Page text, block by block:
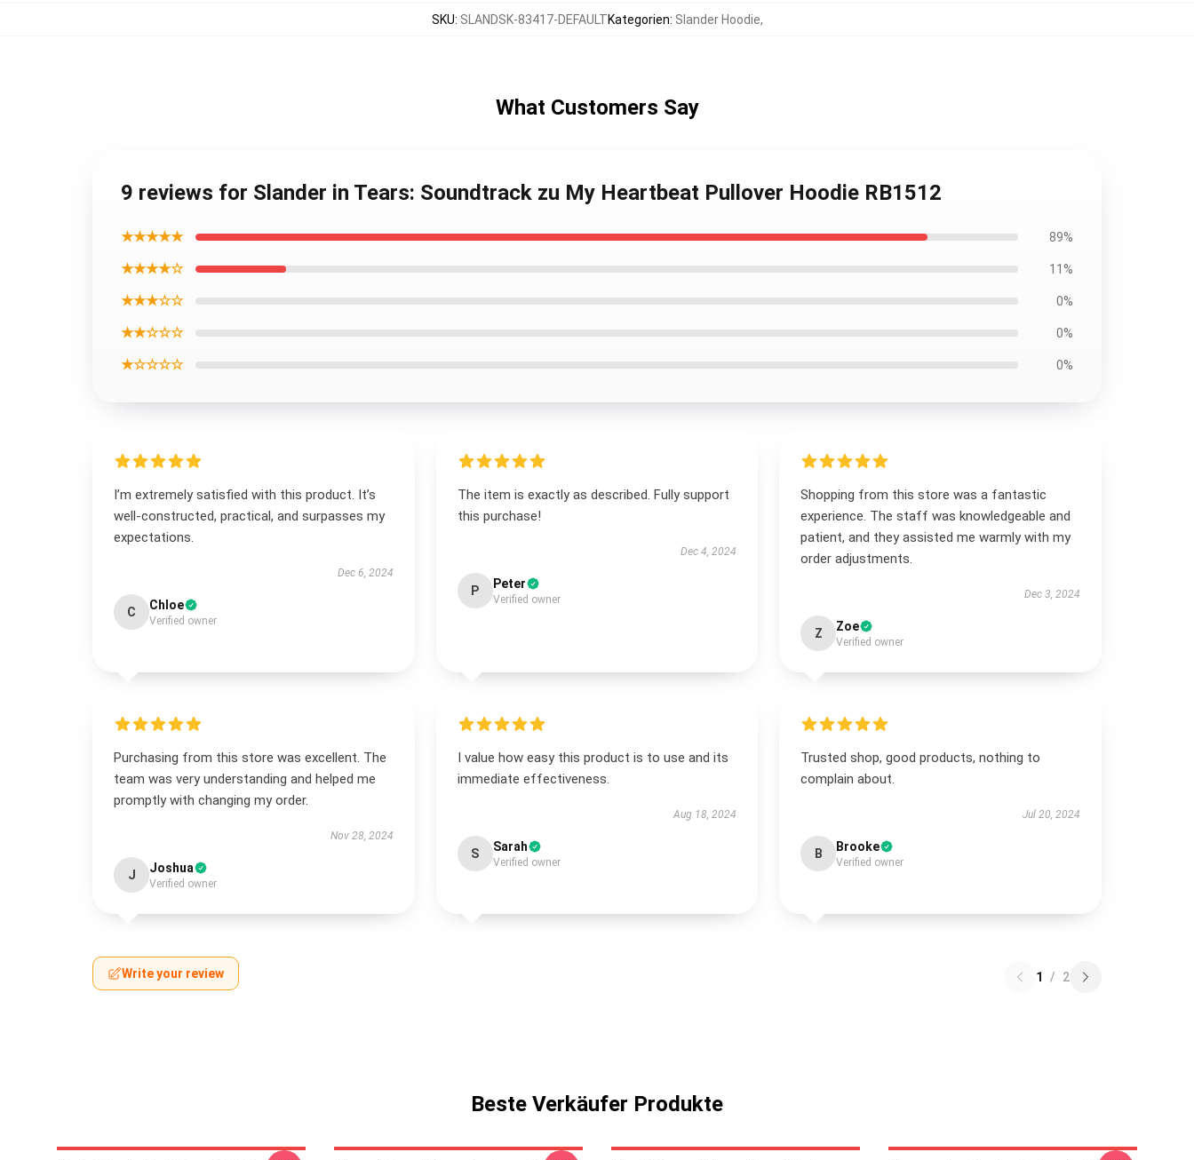
SKU: SLANDSK-83417-DEFAULTKategorien: Slander Hoodie,
What Customers Say
9 reviews for Slander in Tears: Soundtrack zu My Heartbeat Pullover Hoodie RB1512
★★★★★ 89%
★★★★☆ 11%
★★★☆☆ 0%
★★☆☆☆ 0%
★☆☆☆☆ 0%
I’m extremely satisfied with this product. It’s
well-constructed, practical, and surpasses my
expectations.
Dec 6, 2024
C Chloe
Verified owner
The item is exactly as described. Fully support
this purchase!
Dec 4, 2024
P Peter
Verified owner
Shopping from this store was a fantastic
experience. The staff was knowledgeable and
patient, and they assisted me warmly with my
order adjustments.
Dec 3, 2024
Z Zoe
Verified owner
Purchasing from this store was excellent. The
team was very understanding and helped me
promptly with changing my order.
Nov 28, 2024
J Joshua
Verified owner
I value how easy this product is to use and its
immediate effectiveness.
Aug 18, 2024
S Sarah
Verified owner
Trusted shop, good products, nothing to
complain about.
Jul 20, 2024
B Brooke
Verified owner
Write your review 1 / 2
Beste Verkäufer Produkte